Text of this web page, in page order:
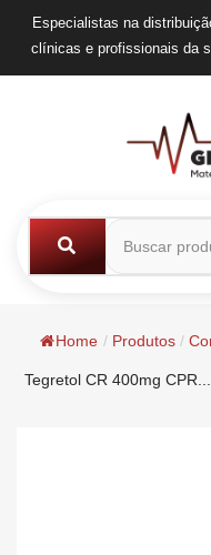
Especialistas na
clínicas e profissionais da
Home / Produtos /
Tegretol CR 400mg CPR...